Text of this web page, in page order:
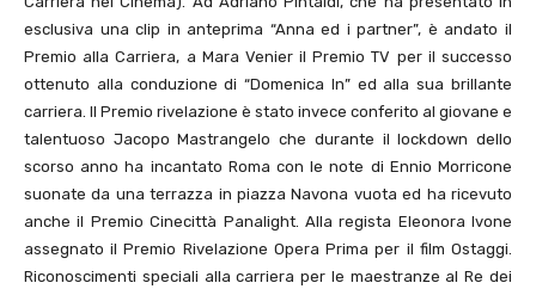
esclusiva una clip in anteprima “Anna ed i partner”, è andato il
Premio alla Carriera, a Mara Venier il Premio TV per il successo
ottenuto alla conduzione di “Domenica In” ed alla sua brillante
carriera. Il Premio rivelazione è stato invece conferito al giovane e
talentuoso Jacopo Mastrangelo che durante il lockdown dello
scorso anno ha incantato Roma con le note di Ennio Morricone
suonate da una terrazza in piazza Navona vuota ed ha ricevuto
anche il Premio Cinecittà Panalight. Alla regista Eleonora Ivone
assegnato il Premio Rivelazione Opera Prima per il film Ostaggi.
Riconoscimenti speciali alla carriera per le maestranze al Re dei